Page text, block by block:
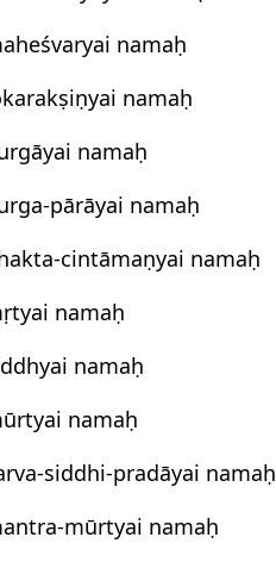
namaḥ
namaḥ
namaḥ
pārāyai namaḥ
cintāmaṇyai namaḥ
namaḥ
namaḥ
namaḥ
siddhi-pradāyai namaḥ
mūrtyai namaḥ